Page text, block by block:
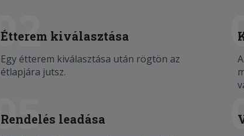
02
Étterem kiválasztása
Egy étterem kiválasztása után rögtön az
étlapjára jutsz.
05
Rendelés leadása